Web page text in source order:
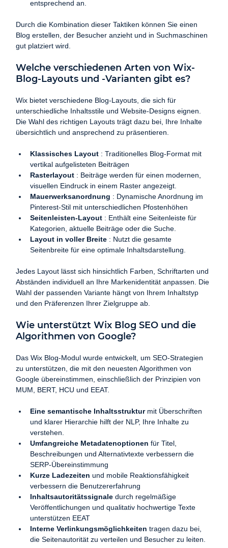
entsprechend an.
Durch die Kombination dieser Taktiken können Sie einen
Blog erstellen, der Besucher anzieht und in Suchmaschinen
gut platziert wird.
Welche verschiedenen Arten von Wix-
Blog-Layouts und -Varianten gibt es?
Wix bietet verschiedene Blog-Layouts, die sich für
unterschiedliche Inhaltsstile und Website-Designs eignen.
Die Wahl des richtigen Layouts trägt dazu bei, Ihre Inhalte
übersichtlich und ansprechend zu präsentieren.
Klassisches Layout : Traditionelles Blog-Format mit
vertikal aufgelisteten Beiträgen
Rasterlayout : Beiträge werden für einen modernen,
visuellen Eindruck in einem Raster angezeigt.
Mauerwerksanordnung : Dynamische Anordnung im
Pinterest-Stil mit unterschiedlichen Pfostenhöhen
Seitenleisten-Layout : Enthält eine Seitenleiste für
Kategorien, aktuelle Beiträge oder die Suche.
Layout in voller Breite : Nutzt die gesamte
Seitenbreite für eine optimale Inhaltsdarstellung.
Jedes Layout lässt sich hinsichtlich Farben, Schriftarten und
Abständen individuell an Ihre Markenidentität anpassen. Die
Wahl der passenden Variante hängt von Ihrem Inhaltstyp
und den Präferenzen Ihrer Zielgruppe ab.
Wie unterstützt Wix Blog SEO und die
Algorithmen von Google?
Das Wix Blog-Modul wurde entwickelt, um SEO-Strategien
zu unterstützen, die mit den neuesten Algorithmen von
Google übereinstimmen, einschließlich der Prinzipien von
MUM, BERT, HCU und EEAT.
Eine semantische Inhaltsstruktur mit Überschriften
und klarer Hierarchie hilft der NLP, Ihre Inhalte zu
verstehen.
Umfangreiche Metadatenoptionen für Titel,
Beschreibungen und Alternativtexte verbessern die
SERP-Übereinstimmung
Kurze Ladezeiten und mobile Reaktionsfähigkeit
verbessern die Benutzererfahrung
Inhaltsautoritätssignale durch regelmäßige
Veröffentlichungen und qualitativ hochwertige Texte
unterstützen EEAT
Interne Verlinkungsmöglichkeiten tragen dazu bei,
die Seitenautorität zu verteilen und Besucher zu leiten.